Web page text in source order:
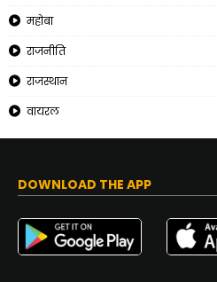
महोबा
राजनीति
राजस्थान
वायरल
DOWNLOAD THE APP